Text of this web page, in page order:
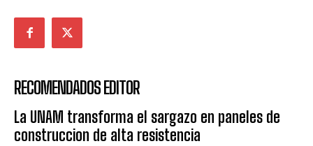
RECOMENDADOS EDITOR
La UNAM transforma el sargazo en paneles de
construccion de alta resistencia